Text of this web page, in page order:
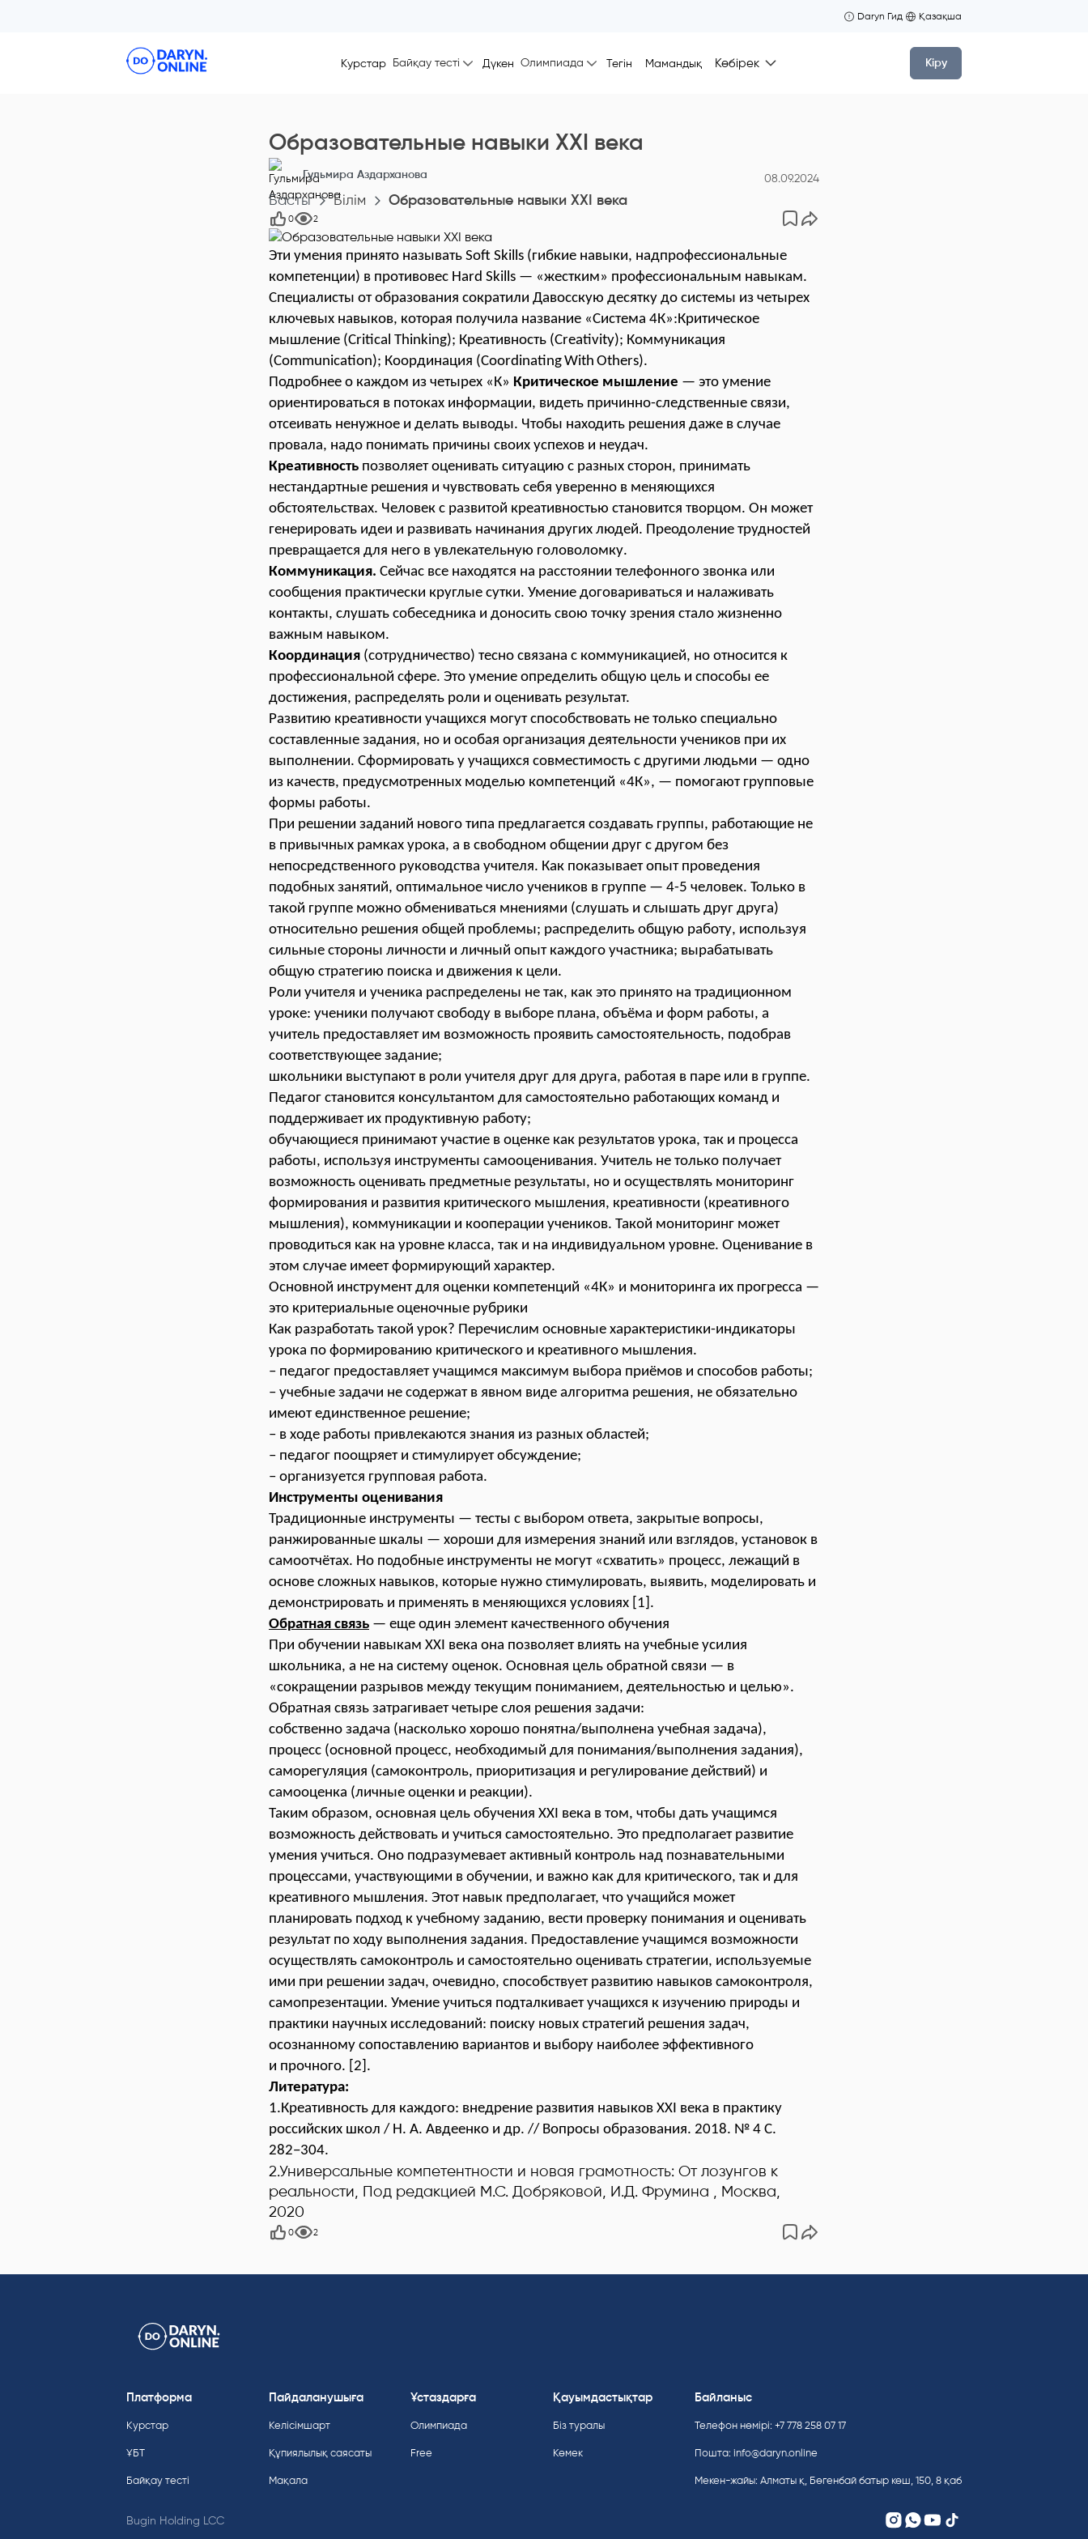
Daryn Гид Қазақша
Курстар Байқау тесті Дүкен Олимпиада Тегін Мамандық Көбірек Кіру
Образовательные навыки XXI века
Гульмира Аздарханова 08.09.2024
Басты Білім Образовательные навыки XXI века
0 2
Эти умения принято называть Soft Skills (гибкие навыки, надпрофессиональные
компетенции) в противовес Hard Skills — «жестким» профессиональным навыкам.
Специалисты от образования сократили Давосскую десятку до системы из четырех
ключевых навыков, которая получила название «Система 4К»:Критическое
мышление (Critical Thinking); Креативность (Creativity); Коммуникация
(Communication); Координация (CoordinatingWith Others).
Подробнее о каждом из четырех «К» Критическое мышление — это умение
ориентироваться в потоках информации, видеть причинно-следственные связи,
отсеивать ненужное и делать выводы. Чтобы находить решения даже в случае
провала, надо понимать причины своих успехов и неудач.
Креативность позволяет оценивать ситуацию с разных сторон, принимать
нестандартные решения и чувствовать себя уверенно в меняющихся
обстоятельствах. Человек с развитой креативностью становится творцом. Он может
генерировать идеи и развивать начинания других людей. Преодоление трудностей
превращается для него в увлекательную головоломку.
Коммуникация. Сейчас все находятся на расстоянии телефонного звонка или
сообщения практически круглые сутки. Умение договариваться и налаживать
контакты, слушать собеседника и доносить свою точку зрения стало жизненно
важным навыком.
Координация (сотрудничество) тесно связана с коммуникацией, но относится к
профессиональной сфере. Это умение определить общую цель и способы ее
достижения, распределять роли и оценивать результат.
Развитию креативности учащихся могут способствовать не только специально
составленные задания, но и особая организация деятельности учеников при их
выполнении. Сформировать у учащихся совместимость с другими людьми — одно
из качеств, предусмотренных моделью компетенций «4К», — помогают групповые
формы работы.
При решении заданий нового типа предлагается создавать группы, работающие не
в привычных рамках урока, а в свободном общении друг с другом без
непосредственного руководства учителя. Как показывает опыт проведения
подобных занятий, оптимальное число учеников в группе — 4-5 человек. Только в
такой группе можно обмениваться мнениями (слушать и слышать друг друга)
относительно решения общей проблемы; распределить общую работу, используя
сильные стороны личности и личный опыт каждого участника; вырабатывать
общую стратегию поиска и движения к цели.
Роли учителя и ученика распределены не так, как это принято на традиционном
уроке: ученики получают свободу в выборе плана, объёма и форм работы, а
учитель предоставляет им возможность проявить самостоятельность, подобрав
соответствующее задание;
школьники выступают в роли учителя друг для друга, работая в паре или в группе.
Педагог становится консультантом для самостоятельно работающих команд и
поддерживает их продуктивную работу;
обучающиеся принимают участие в оценке как результатов урока, так и процесса
работы, используя инструменты самооценивания. Учитель не только получает
возможность оценивать предметные результаты, но и осуществлять мониторинг
формирования и развития критического мышления, креативности (креативного
мышления), коммуникации и кооперации учеников. Такой мониторинг может
проводиться как на уровне класса, так и на индивидуальном уровне. Оценивание в
этом случае имеет формирующий характер.
Основной инструмент для оценки компетенций «4К» и мониторинга их прогресса —
это критериальные оценочные рубрики
Как разработать такой урок? Перечислим основные характеристики-индикаторы
урока по формированию критического и креативного мышления.
– педагог предоставляет учащимся максимум выбора приёмов и способов работы;
– учебные задачи не содержат в явном виде алгоритма решения, не обязательно
имеют единственное решение;
– в ходе работы привлекаются знания из разных областей;
– педагог поощряет и стимулирует обсуждение;
– организуется групповая работа.
Инструменты оценивания
Традиционные инструменты — тесты с выбором ответа, закрытые вопросы,
ранжированные шкалы — хороши для измерения знаний или взглядов, установок в
самоотчётах. Но подобные инструменты не могут «схватить» процесс, лежащий в
основе сложных навыков, которые нужно стимулировать, выявить, моделировать и
демонстрировать и применять в меняющихся условиях [1].
Обратная связь — еще один элемент качественного обучения
При обучении навыкам XXI века она позволяет влиять на учебные усилия
школьника, а не на систему оценок. Основная цель обратной связи — в
«сокращении разрывов между текущим пониманием, деятельностью и целью».
Обратная связь затрагивает четыре слоя решения задачи:
собственно задача (насколько хорошо понятна/выполнена учебная задача),
процесс (основной процесс, необходимый для понимания/выполнения задания),
саморегуляция (самоконтроль, приоритизация и регулирование действий) и
самооценка (личные оценки и реакции).
Таким образом, основная цель обучения XXI века в том, чтобы дать учащимся
возможность действовать и учиться самостоятельно. Это предполагает развитие
умения учиться. Оно подразумевает активный контроль над познавательными
процессами, участвующими в обучении, и важно как для критического, так и для
креативного мышления. Этот навык предполагает, что учащийся может
планировать подход к учебному заданию, вести проверку понимания и оценивать
результат по ходу выполнения задания. Предоставление учащимся возможности
осуществлять самоконтроль и самостоятельно оценивать стратегии, используемые
ими при решении задач, очевидно, способствует развитию навыков самоконтроля,
самопрезентации. Умение учиться подталкивает учащихся к изучению природы и
практики научных исследований: поиску новых стратегий решения задач,
осознанному сопоставлению вариантов и выбору наиболее эффективного
и прочного. [2].
Литература:
1.Креативность для каждого: внедрение развития навыков XXI века в практику
российских школ / Н. А. Авдеенко и др. // Вопросы образования. 2018. № 4 С.
282−304.
2.Универсальные компетентности и новая грамотность: От лозунгов к
реальности, Под редакцией М.С. Добряковой, И.Д. Фрумина , Москва,
2020
0 2
Платформа
Курстар
ҰБТ
Байқау тесті
Пайдаланушыға
Келісімшарт
Құпиялылық саясаты
Мақала
Ұстаздарға
Олимпиада
Free
Қауымдастықтар
Біз туралы
Көмек
Байланыс
Телефон нөмірі: +7 778 258 07 17
Пошта: info@daryn.online
Мекен-жайы: Алматы қ, Бөгенбай батыр көш, 150, 8 қаб
Bugin Holding LCC